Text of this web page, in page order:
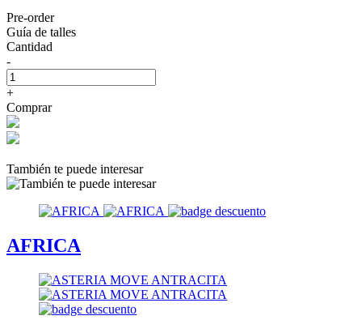
Pre-order
Guía de talles
Cantidad
-
+
Comprar
También te puede interesar
AFRICA